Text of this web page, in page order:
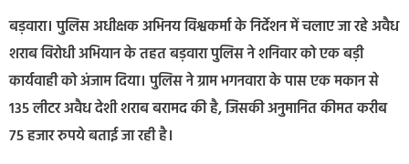
​बड़वारा। पुलिस अधीक्षक अभिनय विश्वकर्मा के निर्देशन में चलाए जा रहे अवैध
शराब विरोधी अभियान के तहत बड़वारा पुलिस ने शनिवार को एक बड़ी
कार्यवाही को अंजाम दिया। पुलिस ने ग्राम भगनवारा के पास एक मकान से
135 लीटर अवैध देशी शराब बरामद की है, जिसकी अनुमानित कीमत करीब
75 हजार रुपये बताई जा रही है।